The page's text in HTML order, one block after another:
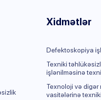
Xidmətlər
Defektoskopiya
Texniki
işlənilməsinə
Texnoloji və
vasitələrinə